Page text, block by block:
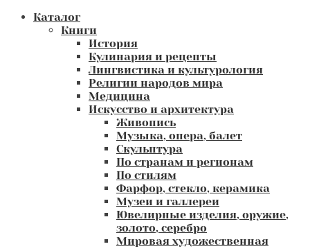
Каталог
Книги
История
Кулинария и рецепты
Лингвистика и культурология
Религии народов мира
Медицина
Искусство и архитектура
Живопись
Музыка, опера, балет
Скульптура
По странам и регионам
По стилям
Фарфор, стекло, керамика
Музеи и галлереи
Ювелирные изделия, оружие,
золото, серебро
Мировая художественная